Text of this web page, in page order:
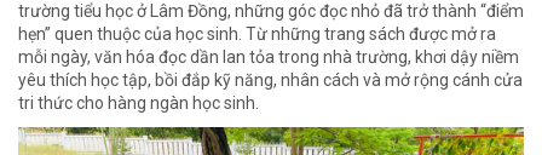
trường tiểu học ở Lâm Đồng, những góc đọc nhỏ đã trở thành “điểm
hẹn” quen thuộc của học sinh. Từ những trang sách được mở ra
mỗi ngày, văn hóa đọc dần lan tỏa trong nhà trường, khơi dậy niềm
yêu thích học tập, bồi đắp kỹ năng, nhân cách và mở rộng cánh cửa
tri thức cho hàng ngàn học sinh.